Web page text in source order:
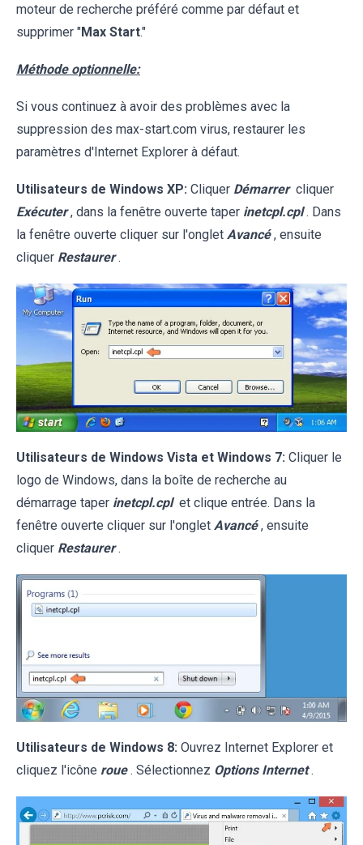
moteur de recherche préféré comme par défaut et
supprimer "Max Start."
Méthode optionnelle:
Si vous continuez à avoir des problèmes avec la
suppression des max-start.com virus, restaurer les
paramètres d'Internet Explorer à défaut.
Utilisateurs de Windows XP: Cliquer Démarrer cliquer
Exécuter , dans la fenêtre ouverte taper inetcpl.cpl . Dans
la fenêtre ouverte cliquer sur l'onglet Avancé , ensuite
cliquer Restaurer .
Utilisateurs de Windows Vista et Windows 7: Cliquer le
logo de Windows, dans la boîte de recherche au
démarrage taper inetcpl.cpl et clique entrée. Dans la
fenêtre ouverte cliquer sur l'onglet Avancé , ensuite
cliquer Restaurer .
Utilisateurs de Windows 8: Ouvrez Internet Explorer et
cliquez l'icône roue . Sélectionnez Options Internet .